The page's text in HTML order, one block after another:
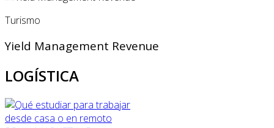
Turismo
Yield Management Revenue
LOGÍSTICA